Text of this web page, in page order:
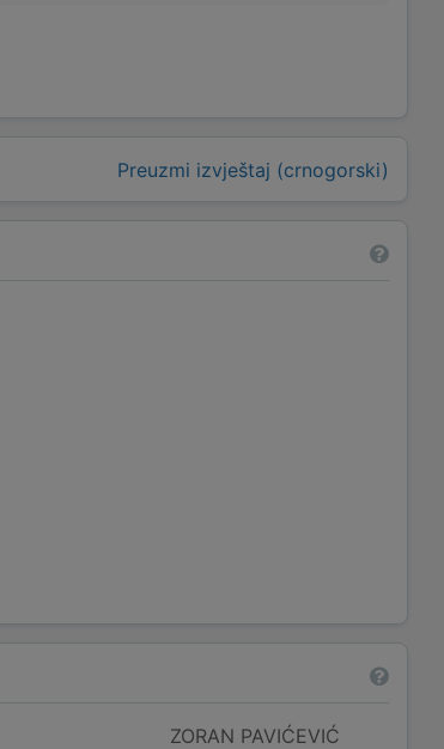
Preuzmi izvještaj (crnogorski)
ZORAN PAVIĆEVIĆ